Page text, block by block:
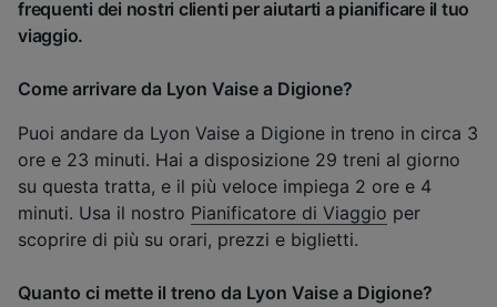
frequenti dei nostri clienti per aiutarti a pianificare il tuo
viaggio.
Come arrivare da Lyon Vaise a Digione?
Puoi andare da Lyon Vaise a Digione in treno in circa 3
ore e 23 minuti. Hai a disposizione 29 treni al giorno
su questa tratta, e il più veloce impiega 2 ore e 4
minuti. Usa il nostro Pianificatore di Viaggio per
scoprire di più su orari, prezzi e biglietti.
Quanto ci mette il treno da Lyon Vaise a Digione?